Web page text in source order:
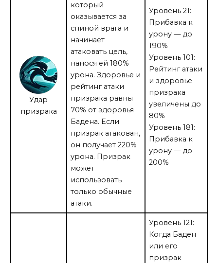
Удар
призрака
который
оказывается за
спиной врага и
начинает
атаковать цель,
нанося ей 180%
урона. Здоровье и
рейтинг атаки
призрака равны
70% от здоровья
Бадена. Если
призрак атакован,
он получает 220%
урона. Призрак
может
использовать
только обычные
атаки.
Уровень 21:
Прибавка к
урону — до
190%
Уровень 101:
Рейтинг атаки
и здоровье
призрака
увеличены до
80%
Уровень 181:
Прибавка к
урону — до
200%
Уровень 121:
Когда Баден
или его
призрак